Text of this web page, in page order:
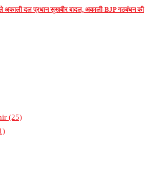
अकाली दल प्रधान सुखबीर बादल, अकाली-BJP गठबंधन की
(25)